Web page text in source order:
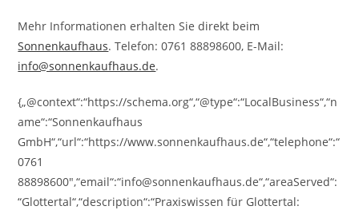
Mehr Informationen erhalten Sie direkt beim
Sonnenkaufhaus. Telefon: 0761 88898600, E-Mail:
info@sonnenkaufhaus.de.
{„@context“:“https://schema.org“,“@type“:“LocalBusiness“,“n
ame“:“Sonnenkaufhaus
GmbH“,“url“:“https://www.sonnenkaufhaus.de“,“telephone“:“
0761
88898600″,“email“:“info@sonnenkaufhaus.de“,“areaServed“:
“Glottertal“,“description“:“Praxiswissen für Glottertal: